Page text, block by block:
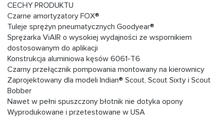
CECHY PRODUKTU
Czarne amortyzatory FOX®
Tuleje sprężyn pneumatycznych Goodyear®
Sprężarka ViAIR o wysokiej wydajności ze wspornikiem
dostosowanym do aplikacji
Konstrukcja aluminiowa kęsów 6061-T6
Czarny przełącznik pompowania montowany na kierownicy
Zaprojektowany dla modeli Indian® Scout, Scout Sixty i Scout
Bobber
Nawet w pełni spuszczony błotnik nie dotyka opony
Wyprodukowane i przetestowane w USA